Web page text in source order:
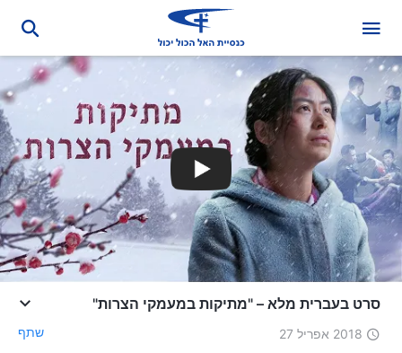
סרט בעברית מלא – "מתיקות במעמקי הצרות"
2018 אפריל 27 שתף